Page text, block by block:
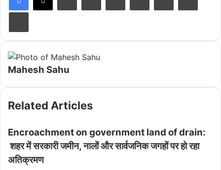
Mahesh Sahu
Related Articles
Encroachment on government land of drain:
शहर में सरकारी जमीन, नालों और सार्वजनिक जगहों पर हो रहा
अतिक्रमण